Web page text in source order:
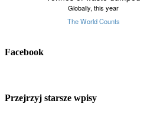
Facebook
Przejrzyj starsze wpisy